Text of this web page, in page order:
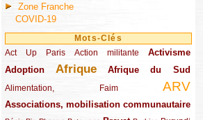
Zone Franche
COVID-19
Mots-Clés
Act Up Paris
(49/289) Action militante
(32/289) Activisme
(73/289)
Adoption
(82/289) Afrique
(161/289) Afrique du Sud
(73/289)
Alimentation, Faim
(48/289) ARV
(203/289)
Associations, mobilisation communautaire
(65/289)